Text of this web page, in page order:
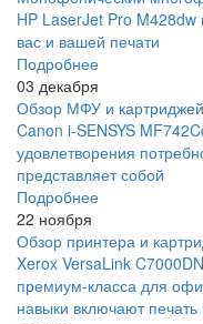
HP LaserJet Pro
вас и вашей печати
Подробнее
03 декабря
Обзор МФУ и
Canon i-SENSYS
удовлетворения
представляет собой
Подробнее
22 ноября
Обзор принтера и
Xerox VersaLink
премиум-класса для
навыки включают